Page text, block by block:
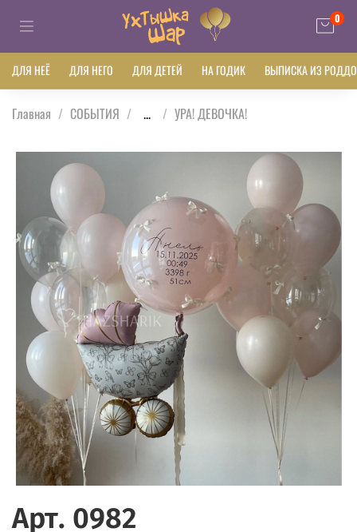
0
ДЛЯ НЕЁ ДЛЯ НЕГО ДЛЯ ДЕТЕЙ НА ГОДИК ВЫПИСКА ИЗ
Главная СОБЫТИЯ ... УРА! ДЕВОЧКА!
Арт. 0982